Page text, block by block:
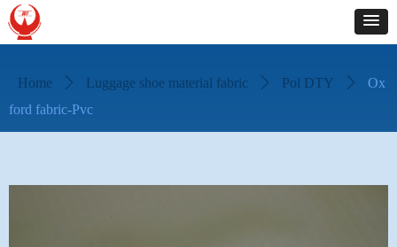
Home ꄲ Luggage shoe material fabric ꄲ Pol DTY ꄲ
Ox
ford fabric-Pvc